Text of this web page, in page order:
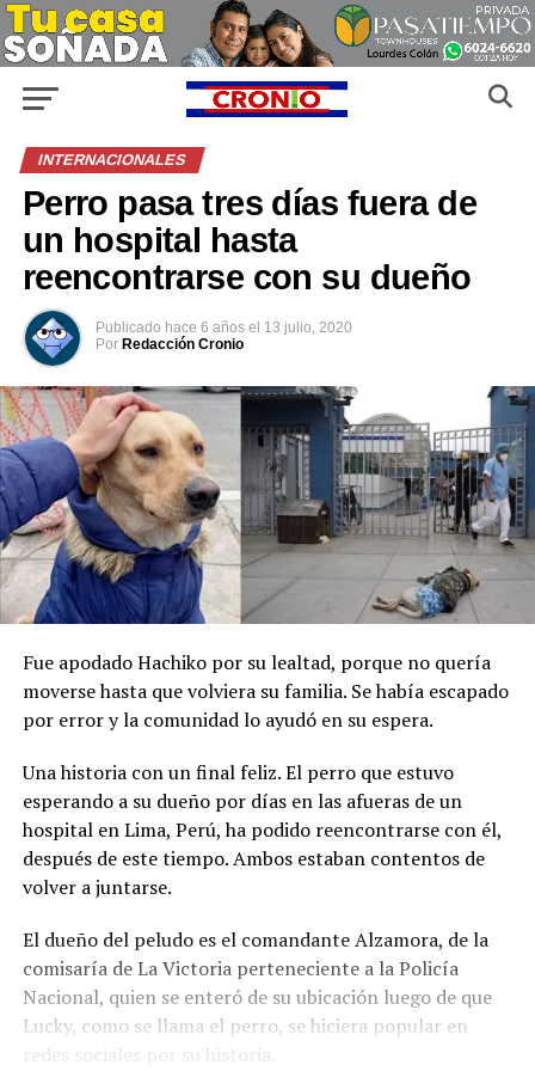
INTERNACIONALES
Perro pasa tres días fuera de
un hospital hasta
reencontrarse con su dueño
Publicado hace 6 años el 13 julio, 2020
Por Redacción Cronio
Fue apodado Hachiko por su lealtad, porque no quería
moverse hasta que volviera su familia. Se había escapado
por error y la comunidad lo ayudó en su espera.
Una historia con un final feliz. El perro que estuvo
esperando a su dueño por días en las afueras de un
hospital en Lima, Perú, ha podido reencontrarse con él,
después de este tiempo. Ambos estaban contentos de
volver a juntarse.
El dueño del peludo es el comandante Alzamora, de la
comisaría de La Victoria perteneciente a la Policía
Nacional, quien se enteró de su ubicación luego de que
Lucky, como se llama el perro, se hiciera popular en